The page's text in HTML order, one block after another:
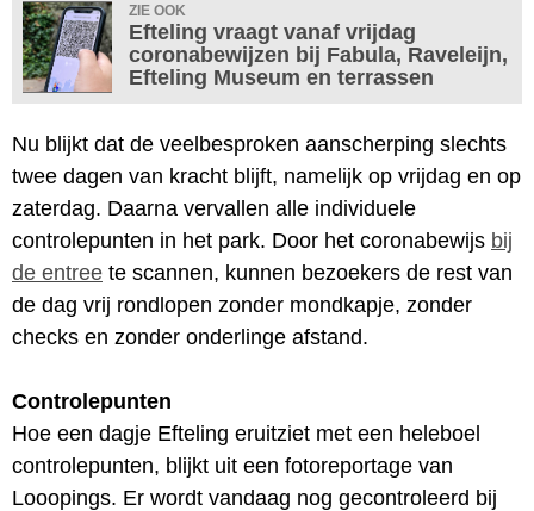
ZIE OOK
Efteling vraagt vanaf vrijdag
coronabewijzen bij Fabula, Raveleijn,
Efteling Museum en terrassen
Nu blijkt dat de veelbesproken aanscherping slechts
twee dagen van kracht blijft, namelijk op vrijdag en op
zaterdag. Daarna vervallen alle individuele
controlepunten in het park. Door het coronabewijs bij
de entree te scannen, kunnen bezoekers de rest van
de dag vrij rondlopen zonder mondkapje, zonder
checks en zonder onderlinge afstand.
Controlepunten
Hoe een dagje Efteling eruitziet met een heleboel
controlepunten, blijkt uit een fotoreportage van
Looopings. Er wordt vandaag nog gecontroleerd bij